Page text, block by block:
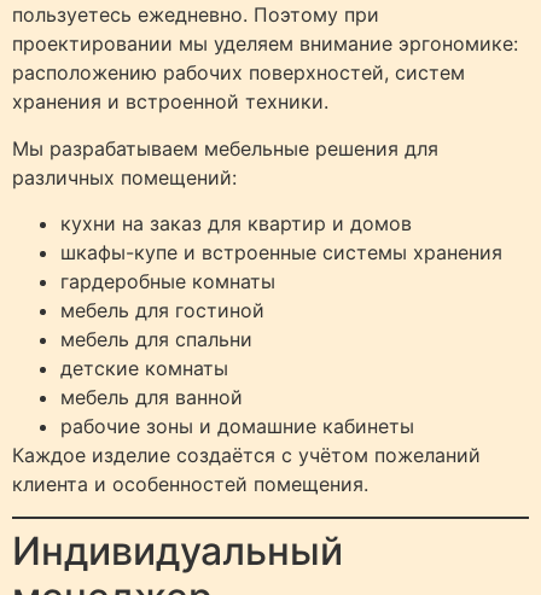
пользуетесь ежедневно. Поэтому при
проектировании мы уделяем внимание эргономике:
расположению рабочих поверхностей, систем
хранения и встроенной техники.
Мы разрабатываем мебельные решения для
различных помещений:
кухни на заказ для квартир и домов
шкафы-купе и встроенные системы хранения
гардеробные комнаты
мебель для гостиной
мебель для спальни
детские комнаты
мебель для ванной
рабочие зоны и домашние кабинеты
Каждое изделие создаётся с учётом пожеланий
клиента и особенностей помещения.
Индивидуальный